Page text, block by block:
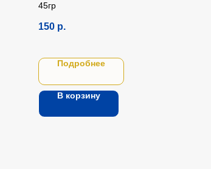
45гр
150 р.
Подробнее
В корзину